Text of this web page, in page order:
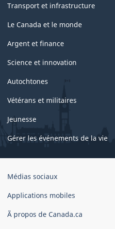
Transport et infrastructure
Le Canada et le monde
Argent et finance
Science et innovation
Autochtones
Vétérans et militaires
Jeunesse
Gérer les événements de la vie
Organisation
gouvernement
Canada
Médias sociaux
Applications mobiles
Ã propos de Canada.ca